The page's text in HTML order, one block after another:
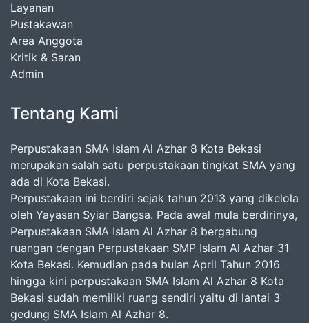
Layanan
Pustakawan
Area Anggota
Kritik & Saran
Admin
Tentang Kami
Perpustakaan SMA Islam Al Azhar 8 Kota Bekasi
merupakan salah satu perpustakaan tingkat SMA yang
ada di Kota Bekasi.
Perpustakaan ini berdiri sejak tahun 2013 yang dikelola
oleh Yayasan Syiar Bangsa. Pada awal mula berdirinya,
Perpustakaan SMA Islam Al Azhar 8 bergabung
ruangan dengan Perpustakaan SMP Islam Al Azhar 31
Kota Bekasi. Kemudian pada bulan April Tahun 2016
hingga kini perpustakaan SMA Islam Al Azhar 8 Kota
Bekasi sudah memiliki ruang sendiri yaitu di lantai 3
gedung SMA Islam Al Azhar 8.